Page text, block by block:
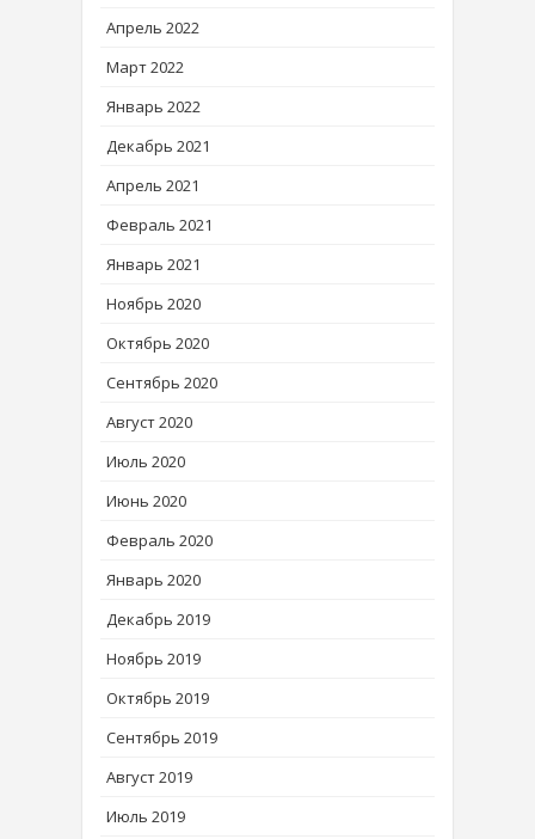
Апрель 2022
Март 2022
Январь 2022
Декабрь 2021
Апрель 2021
Февраль 2021
Январь 2021
Ноябрь 2020
Октябрь 2020
Сентябрь 2020
Август 2020
Июль 2020
Июнь 2020
Февраль 2020
Январь 2020
Декабрь 2019
Ноябрь 2019
Октябрь 2019
Сентябрь 2019
Август 2019
Июль 2019